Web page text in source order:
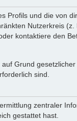
Profils und die von
Nutzerkreis
kontaktiere den
Grund
sind.
zentraler
gestattet hast.